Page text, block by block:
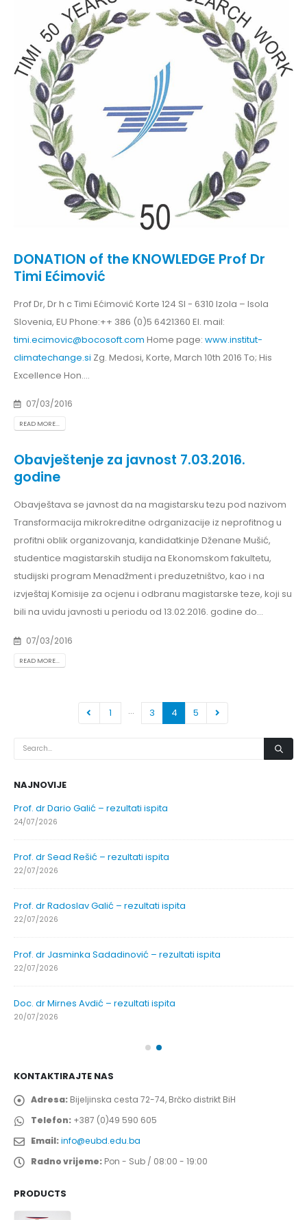
DONATION of the KNOWLEDGE Prof Dr
Timi Ećimović
Prof Dr, Dr h c Timi Ećimović Korte 124 SI - 6310 Izola – Isola
Slovenia, EU Phone:++ 386 (0)5 6421360 El. mail:
timi.ecimovic@bocosoft.com Home page: www.institut-
climatechange.si Zg. Medosi, Korte, March 10th 2016 To; His
Excellence Hon....
07/03/2016
READ MORE...
Obavještenje za javnost 7.03.2016.
godine
Obavještava se javnost da na magistarsku tezu pod nazivom
Transformacija mikrokreditne odrganizacije iz neprofitnog u
profitni oblik organizovanja, kandidatkinje Dženane Mušić,
studentice magistarskih studija na Ekonomskom fakultetu,
studijski program Menadžment i preduzetništvo, kao i na
izvještaj Komisije za ocjenu i odbranu magistarske teze, koji su
bili na uvidu javnosti u periodu od 13.02.2016. godine do...
07/03/2016
READ MORE...
1 … 3 4 5
NAJNOVIJE
Obavještenje za javnost 30.07.2026. godine
30/07/2026
Obavještenje za javnost 30.07.2026. godine
30/07/2026
Prof. dr Srđan Marinković – rezultati ispita
29/07/2026
Prof. dr Azijada Beganlić – rezultati ispita
29/07/2026
Prof. dr Esed Karić – rezultati ispita
25/07/2026
KONTAKTIRAJTE NAS
Adresa: Bijeljinska cesta 72-74, Brčko distrikt BiH
Telefon: +387 (0)49 590 605
Email:info@eubd.edu.ba
Radno vrijeme: Pon - Sub / 08:00 - 19:00
PRODUCTS